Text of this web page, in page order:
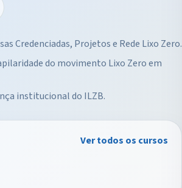
Credenciadas, Projetos e Rede Lixo Zero.
do movimento Lixo Zero em
institucional do ILZB.
Ver todos os cursos